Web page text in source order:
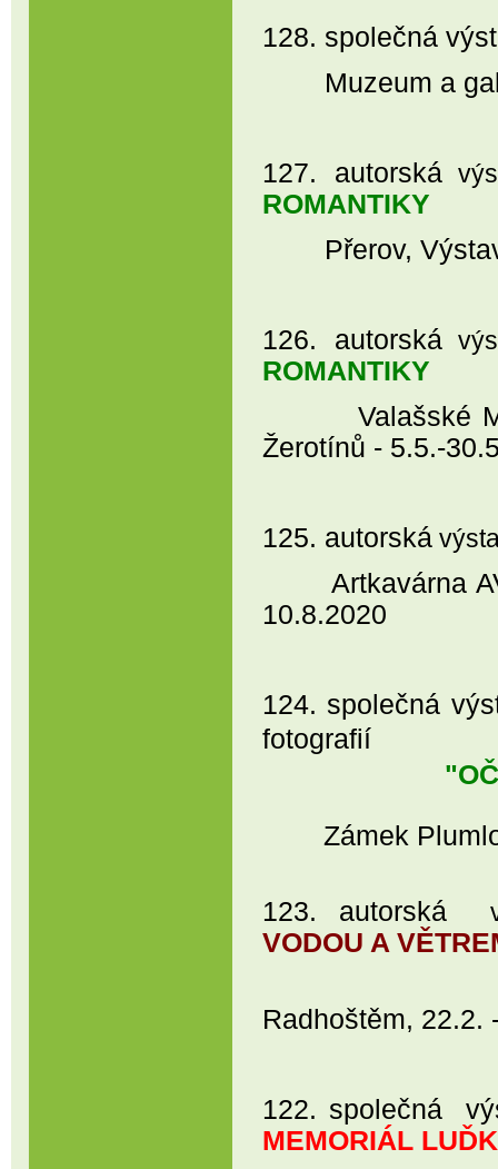
128. společná
Muzeum a
127. autorská
ROMANTIKY
Přerov,
126. autorská
ROMANTIKY
Valašské
Žerotínů - 5.5.-
125. autorská
Artkavárna
10.8.2020
124. společná
fotografií
Zámek
123. autorská
VODOU A
Radhoštěm, 22.2.
122. společná
MEMORIÁL